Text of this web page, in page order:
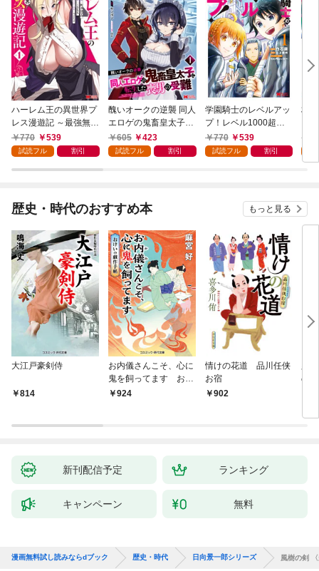
ハーレム王の異世界プ
レス漫遊記 ～最強無双
のおじさんはあらゆる
種族を嫁にする～（コ
770 539
試読フル 割引
醜いオークの逆襲 同人
エロゲの鬼畜皇太子に
転生した喪男の受難
（コミック） 1
605 423
試読フル 割引
学園騎士のレベルアッ
プ！レベル1000超え
の転生者、落ちこぼれ
クラスに入学。そし
770 539
試読フル 割引
村
歴史・時代のおすすめ本 もっと見る
大江戸豪剣侍
814
お内儀さんこそ、心に
鬼を飼ってます おけ
いの戯作手帖
924
情けの花道 品川任侠
お宿
902
の
新刊配信予定 ランキング
キャンペーン 無料
漫画無料試し読みならdブック 歴史・時代 日向景一郎シリーズ 風樹の剣